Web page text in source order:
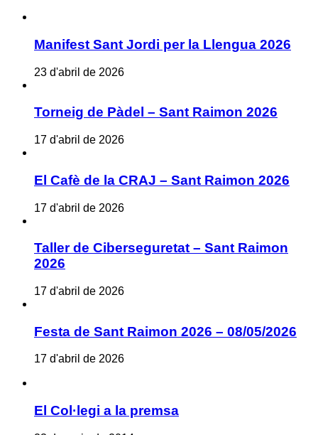
Manifest Sant Jordi per la Llengua 2026
23 d'abril de 2026
Torneig de Pàdel – Sant Raimon 2026
17 d'abril de 2026
El Cafè de la CRAJ – Sant Raimon 2026
17 d'abril de 2026
Taller de Ciberseguretat – Sant Raimon
2026
17 d'abril de 2026
Festa de Sant Raimon 2026 – 08/05/2026
17 d'abril de 2026
El Col·legi a la premsa